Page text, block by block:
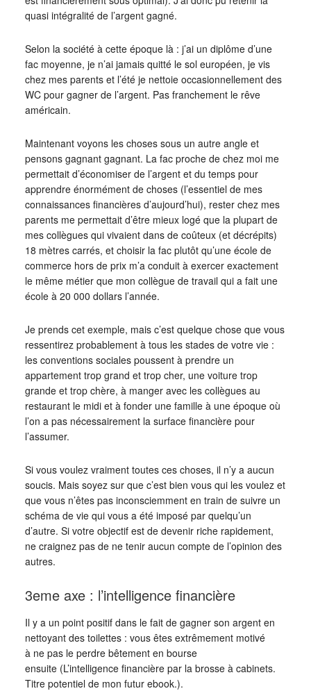
quasi intégralité de l’argent gagné.
Selon la société à cette époque là : j’ai un diplôme d’une
fac moyenne, je n’ai jamais quitté le sol européen, je vis
chez mes parents et l’été je nettoie occasionnellement des
WC pour gagner de l’argent. Pas franchement le rêve
américain.
Maintenant voyons les choses sous un autre angle et
pensons gagnant gagnant. La fac proche de chez moi me
permettait d’économiser de l’argent et du temps pour
apprendre énormément de choses (l’essentiel de mes
connaissances financières d’aujourd’hui), rester chez mes
parents me permettait d’être mieux logé que la plupart de
mes collègues qui vivaient dans de coûteux (et décrépits)
18 mètres carrés, et choisir la fac plutôt qu’une école de
commerce hors de prix m’a conduit à exercer exactement
le même métier que mon collègue de travail qui a fait une
école à 20 000 dollars l’année.
Je prends cet exemple, mais c’est quelque chose que vous
ressentirez probablement à tous les stades de votre vie :
les conventions sociales poussent à prendre un
appartement trop grand et trop cher, une voiture trop
grande et trop chère, à manger avec les collègues au
restaurant le midi et à fonder une famille à une époque où
l’on a pas nécessairement la surface financière pour
l’assumer.
Si vous voulez vraiment toutes ces choses, il n’y a aucun
soucis. Mais soyez sur que c’est bien vous qui les voulez et
que vous n’êtes pas inconsciemment en train de suivre un
schéma de vie qui vous a été imposé par quelqu’un
d’autre. Si votre objectif est de devenir riche rapidement,
ne craignez pas de ne tenir aucun compte de l’opinion des
autres.
3eme axe : l’intelligence financière
Il y a un point positif dans le fait de gagner son argent en
nettoyant des toilettes : vous êtes extrêmement motivé
à ne pas le perdre bêtement en bourse
ensuite (L’intelligence financière par la brosse à cabinets.
Titre potentiel de mon futur ebook.).